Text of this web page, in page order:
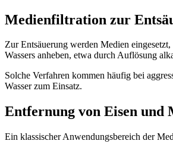
Medienfiltration zur
Zur Entsäuerung werden Medien
Wassers anheben, etwa durch Auflösung
Solche Verfahren kommen häufig bei
Wasser zum Einsatz.
Entfernung von Eisen und
Ein klassischer Anwendungsbereich der